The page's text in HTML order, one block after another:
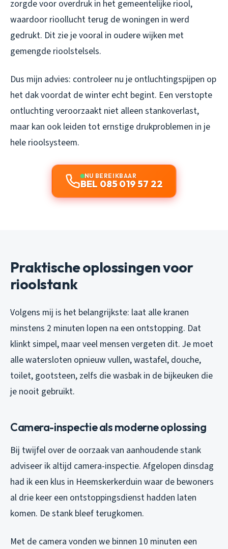
zorgde voor overdruk in het gemeentelijke riool,
waardoor rioollucht terug de woningen in werd
gedrukt. Dit zie je vooral in oudere wijken met
gemengde rioolstelsels.
Dus mijn advies: controleer nu je ontluchtingspijpen op
het dak voordat de winter echt begint. Een verstopte
ontluchting veroorzaakt niet alleen stankoverlast,
maar kan ook leiden tot ernstige drukproblemen in je
hele rioolsysteem.
NU BEREIKBAAR
BEL 085 019 57 22
Praktische oplossingen voor
rioolstank
Volgens mij is het belangrijkste: laat alle kranen
minstens 2 minuten lopen na een ontstopping. Dat
klinkt simpel, maar veel mensen vergeten dit. Je moet
alle watersloten opnieuw vullen, wastafel, douche,
toilet, gootsteen, zelfs die wasbak in de bijkeuken die
je nooit gebruikt.
Camera-inspectie als moderne oplossing
Bij twijfel over de oorzaak van aanhoudende stank
adviseer ik altijd camera-inspectie. Afgelopen dinsdag
had ik een klus in Heemskerkerduin waar de bewoners
al drie keer een ontstoppingsdienst hadden laten
komen. De stank bleef terugkomen.
Met de camera vonden we binnen 10 minuten een